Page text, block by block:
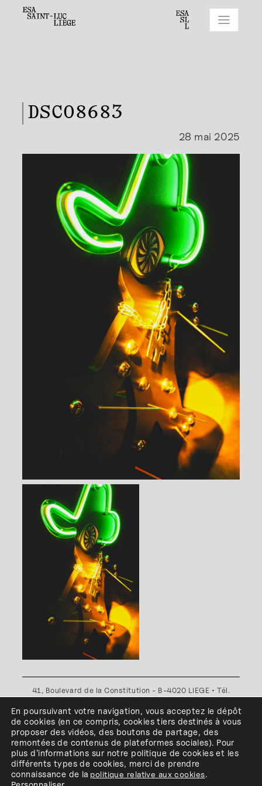
DSC08683
28 mai 2025
41, Boulevard de la Constitution - B-4020 LIEGE • Tél.
Plan d'accès•Politique de confidentialité•Politique de
cookies•Conditions générales
l'ESA Saint-Luc Liège est membre du
En poursuivant votre navigation, vous acceptez le dépôt
de cookies (en ce compris, cookiestiers destinés à vous
proposer des vidéos, des boutons de partage, des
remontées de contenus de plateformes sociales). Pour
plus d’informations sur notre politique de cookies et les
différents types de cookies, merci de prendre
connaissance de la politique relative aux cookies.